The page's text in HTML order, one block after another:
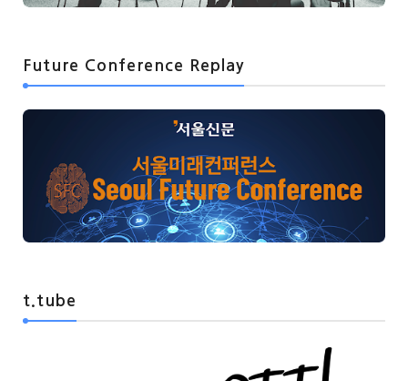
Future Conference Replay
t.tube